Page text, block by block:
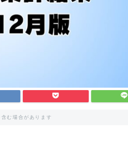
む場合があります